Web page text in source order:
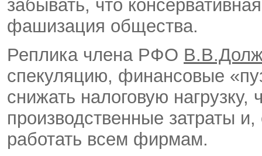
забывать, что
фашизация общества.
Реплика члена РФО
спекуляцию, финансовые
снижать налоговую нагрузку,
производственные затраты
работать всем фирмам.